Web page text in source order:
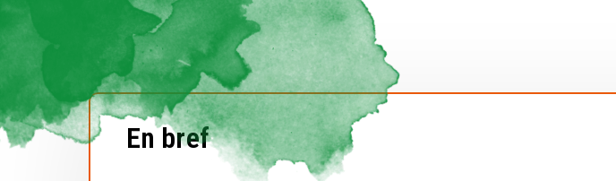
En bref